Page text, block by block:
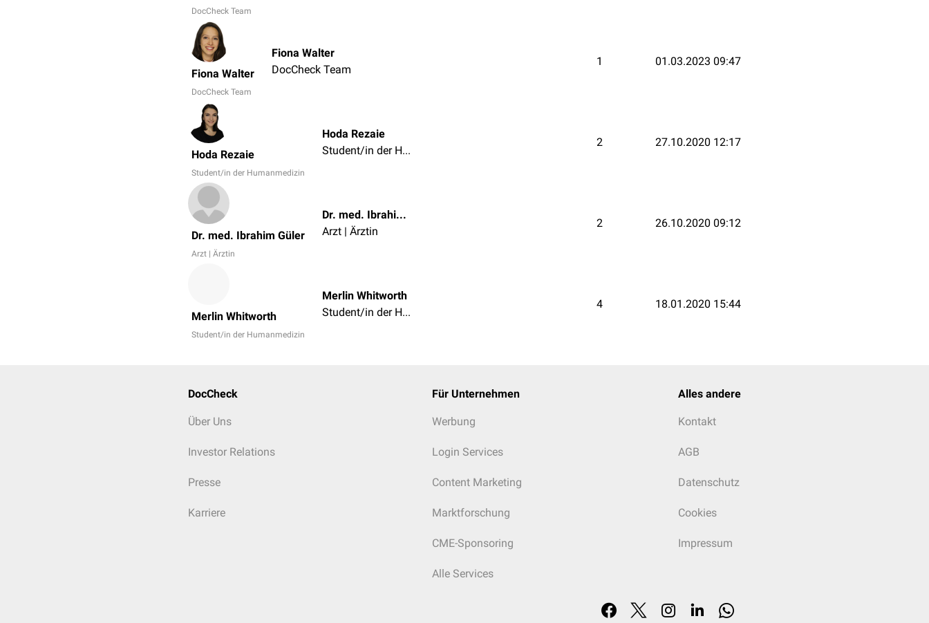
DocCheck Team
Fiona Walter
DocCheck Team
Fiona Walter
DocCheck Team
1 01.03.2023 09:47
Hoda Rezaie
Student/in der Humanmedizin
Hoda Rezaie
Student/in der Humanmedizin
2 27.10.2020 12:17
Dr. med. Ibrahim Güler
Arzt | Ärztin
Dr. med. Ibrahim Güler
Arzt | Ärztin
2 26.10.2020 09:12
Merlin Whitworth
Student/in der Humanmedizin
Merlin Whitworth
Student/in der Humanmedizin
4 18.01.2020 15:44
DocCheck
Über Uns
Investor Relations
Presse
Karriere
Für Unternehmen
Werbung
Login Services
Content Marketing
Marktforschung
CME-Sponsoring
Alle Services
Alles andere
Kontakt
AGB
Datenschutz
Cookies
Impressum